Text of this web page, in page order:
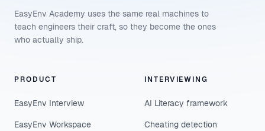
EasyEnv Academy uses the same real machines to
teach engineers their craft, so they become the ones
who actually ship.
PRODUCT
EasyEnv Interview
EasyEnv Workspace
INTERVIEWING
AI Literacy framework
Cheating detection